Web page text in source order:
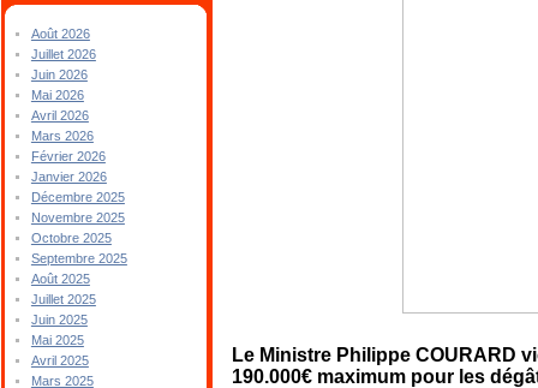
Août 2026
Juillet 2026
Juin 2026
Mai 2026
Avril 2026
Mars 2026
Février 2026
Janvier 2026
Décembre 2025
Novembre 2025
Octobre 2025
Septembre 2025
Août 2025
Juillet 2025
Juin 2025
Mai 2025
Avril 2025
Mars 2025
Le Ministre Philippe COURARD
190.000€ maximum pour les